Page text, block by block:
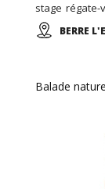
stage
de voile...
groupes,BERRE
Balade nature